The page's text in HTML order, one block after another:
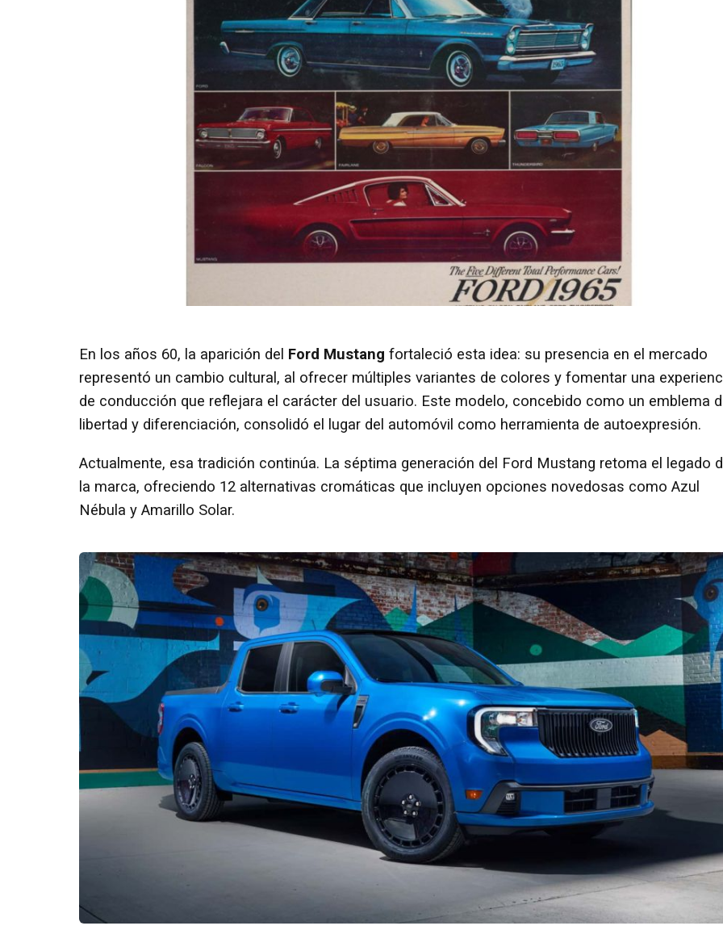
En los años 60, la aparición del Ford Mustang fortaleció esta idea: su presencia en el mercado
representó un cambio cultural, al ofrecer múltiples variantes de colores y fomentar una
de conducción que reflejara el carácter del usuario. Este modelo, concebido como un emblema
libertad y diferenciación, consolidó el lugar del automóvil como herramienta de autoexpresión.
Actualmente, esa tradición continúa. La séptima generación del Ford Mustang retoma el legado
la marca, ofreciendo 12 alternativas cromáticas que incluyen opciones novedosas como Azul
Nébula y Amarillo Solar.